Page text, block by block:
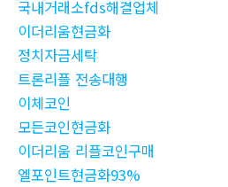
국내거래소fds해결업체
이더리움현금화
정치자금세탁
트론리플 전송대행
이체코인
모든코인현금화
이더리움 리플코인구매
엘포인트현금화93%